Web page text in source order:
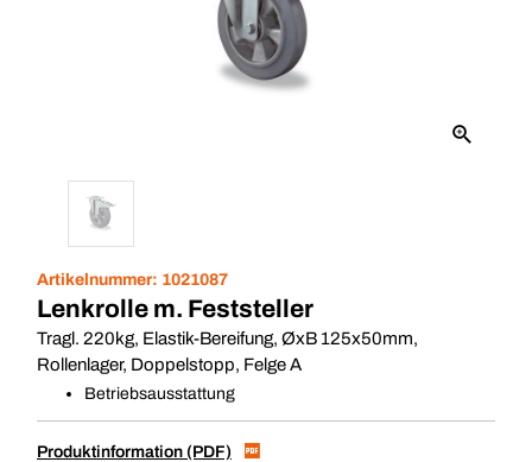
Artikelnummer: 1021087
Lenkrolle m. Feststeller
Tragl. 220kg, Elastik-Bereifung, ØxB 125x50mm,
Rollenlager, Doppelstopp, Felge A
Betriebsausstattung
Produktinformation (PDF)